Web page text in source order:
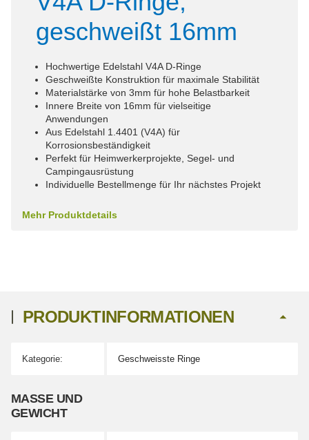
geschweißt 16mm
Hochwertige Edelstahl V4A D-Ringe
Geschweißte Konstruktion für maximale Stabilität
Materialstärke von 3mm für hohe Belastbarkeit
Innere Breite von 16mm für vielseitige
Anwendungen
Aus Edelstahl 1.4401 (V4A) für
Korrosionsbeständigkeit
Perfekt für Heimwerkerprojekte, Segel- und
Campingausrüstung
Individuelle Bestellmenge für Ihr nächstes Projekt
Mehr Produktdetails
PRODUKTINFORMATIONEN
Produkteigenschaft
Wert
Kategorie: Geschweisste Ringe
MASSE UND G
EWICHT